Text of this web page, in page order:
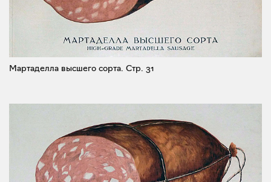
Мартаделла высшего сорта. Стр. 31